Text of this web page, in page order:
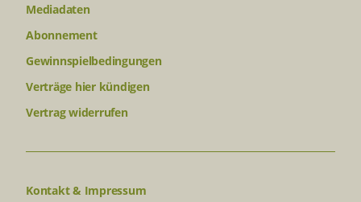
Mediadaten
Abonnement
Gewinnspielbedingungen
Verträge hier kündigen
Vertrag widerrufen
Kontakt & Impressum